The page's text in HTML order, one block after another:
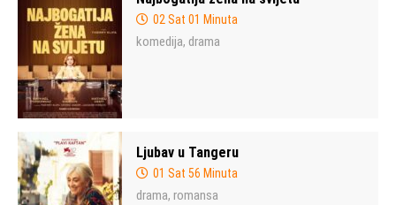
02 Sat 01 Minuta
komedija, drama
Ljubav u Tangeru
01 Sat 56 Minuta
drama, romansa